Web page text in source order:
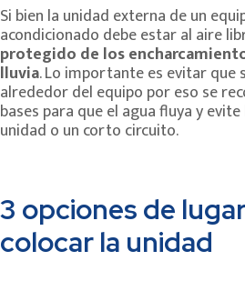
Si bien la unidad externa de un
acondicionado debe estar al aire
protegido de los
lluvia. Lo importante es evitar que
alrededor del equipo por eso se
bases para que el agua fluya y
unidad o un corto circuito.
3 opciones de
colocar la unidad